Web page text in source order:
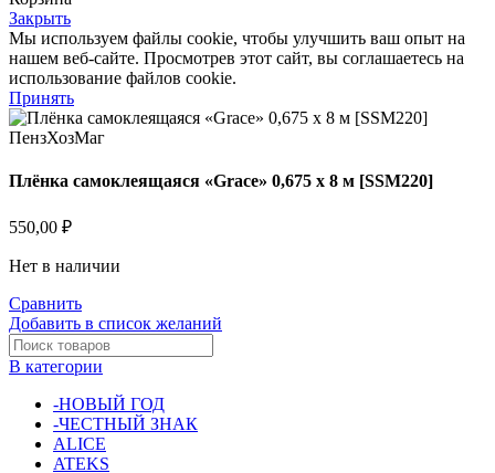
Закрыть
Мы используем файлы cookie, чтобы улучшить ваш опыт на
нашем веб-сайте. Просмотрев этот сайт, вы соглашаетесь на
использование файлов cookie.
Принять
Плёнка самоклеящаяся «Grace» 0,675 х 8 м [SSM220]
550,00 ₽
Нет в наличии
Сравнить
Добавить в список желаний
В категории
-НОВЫЙ ГОД
-ЧЕСТНЫЙ ЗНАК
ALICE
ATEKS